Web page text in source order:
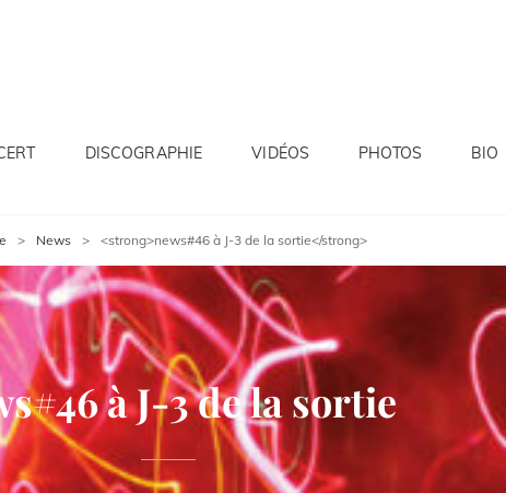
DISCOGRAPHIE VIDÉOS PHOTOS BIO
> News > <strong>news#46 à J-3 de la sortie</strong>
à J-3 de la sortie